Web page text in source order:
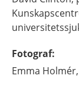
Fotograf:
Emma Holmér,